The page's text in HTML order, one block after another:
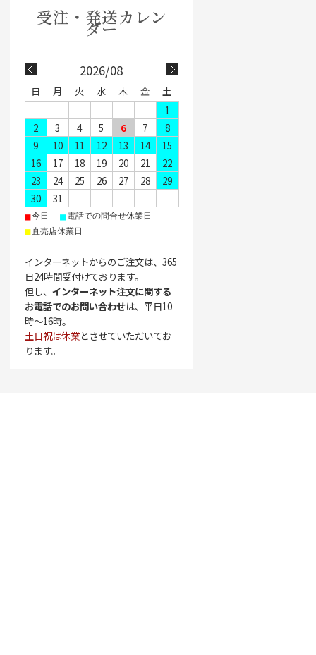
2026/08
日 月 火 水 木 金
土
1
2
3 4 5 6 7
8
9
10 11 12 13 14
15
16
17 18 19 20 21
22
23
24 25 26 27 28
29
30
31
■今日 ■ 電話での問合せ休業日
■直売店休業日
インターネットからのご注文は、365
日24時間受付けております。
但し、 インターネット注文に関する
お電話でのお問い合わせは、平日10
時〜16時。
土日祝は休業とさせていただいてお
ります。